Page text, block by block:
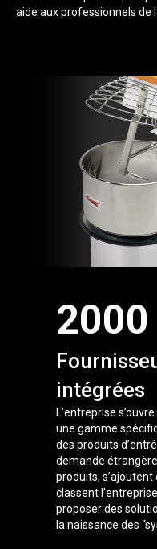
aide aux professionnels de
2000
intégrées
L’entreprise
une gamme
des produits
demande
produits, s’ajoutent
classent
proposer des
la naissance des